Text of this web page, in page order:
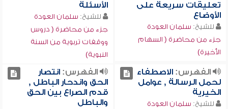
تعليقات سريعة على
الأوضاع
للشيخ: سلمان العودة
جزء من محاضرة ( السهام
الأخيرة)
الأسئلة
للشيخ: سلمان العودة
جزء من محاضرة ( دروس
ووقفات تربوية من السنة
النبوية)
الفهرس:الاصطفاء
لحمل الرسالة , عوامل
الخيرية
للشيخ: سلمان العودة
الفهرس:انتصار
الحق واندحار الباطل ,
قدم الصراع بين الحق
والباطل